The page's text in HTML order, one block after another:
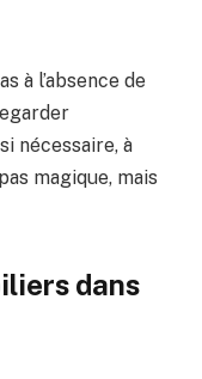
à l’absence de
nécessaire, à
magique, mais
dans